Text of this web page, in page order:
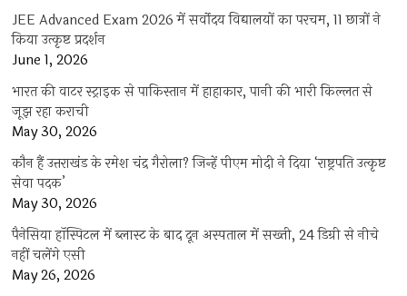
JEE Advanced Exam 2026 में सर्वोदय विद्यालयों का परचम, 11 छात्रों ने
किया उत्कृष्ट प्रदर्शन
June 1, 2026
भारत की वाटर स्ट्राइक से पाकिस्तान में हाहाकार, पानी की भारी किल्लत से
जूझ रहा कराची
May 30, 2026
कौन हैं उत्तराखंड के रमेश चंद्र गैरोला? जिन्हें पीएम मोदी ने दिया ‘राष्ट्रपति उत्कृष्ट
सेवा पदक’
May 30, 2026
पैनेसिया हॉस्पिटल में ब्लास्ट के बाद दून अस्पताल में सख्ती, 24 डिग्री से नीचे
नहीं चलेंगे एसी
May 26, 2026